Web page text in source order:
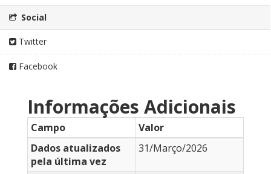
Social
Twitter
Facebook
Informações Adicionais
Campo
Valor
Dados atualizados
pela última vez
31/Março/2026